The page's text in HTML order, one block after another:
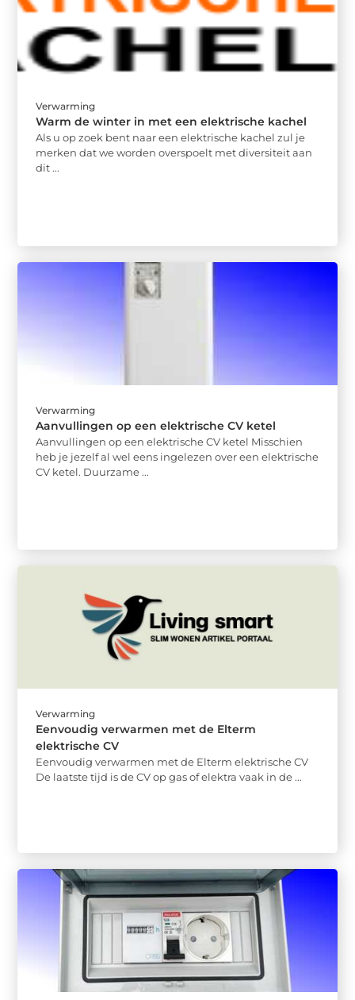
Verwarming
Warm de winter in met een elektrische kachel
Als u op zoek bent naar een elektrische kachel zul je
merken dat we worden overspoelt met diversiteit aan
dit ...
Verwarming
Aanvullingen op een elektrische CV ketel
Aanvullingen op een elektrische CV ketel Misschien
heb je jezelf al wel eens ingelezen over een elektrische
CV ketel. Duurzame ...
Verwarming
Eenvoudig verwarmen met de Elterm
elektrische CV
Eenvoudig verwarmen met de Elterm elektrische CV
De laatste tijd is de CV op gas of elektra vaak in de ...